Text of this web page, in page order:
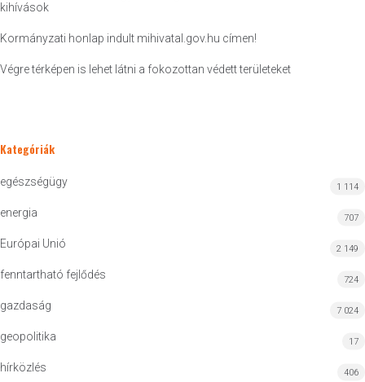
kihívások
Kormányzati honlap indult mihivatal.gov.hu címen!
Végre térképen is lehet látni a fokozottan védett területeket
Kategóriák
egészségügy 1 114
energia 707
Európai Unió 2 149
fenntartható fejlődés 724
gazdaság 7 024
geopolitika 17
hírközlés 406